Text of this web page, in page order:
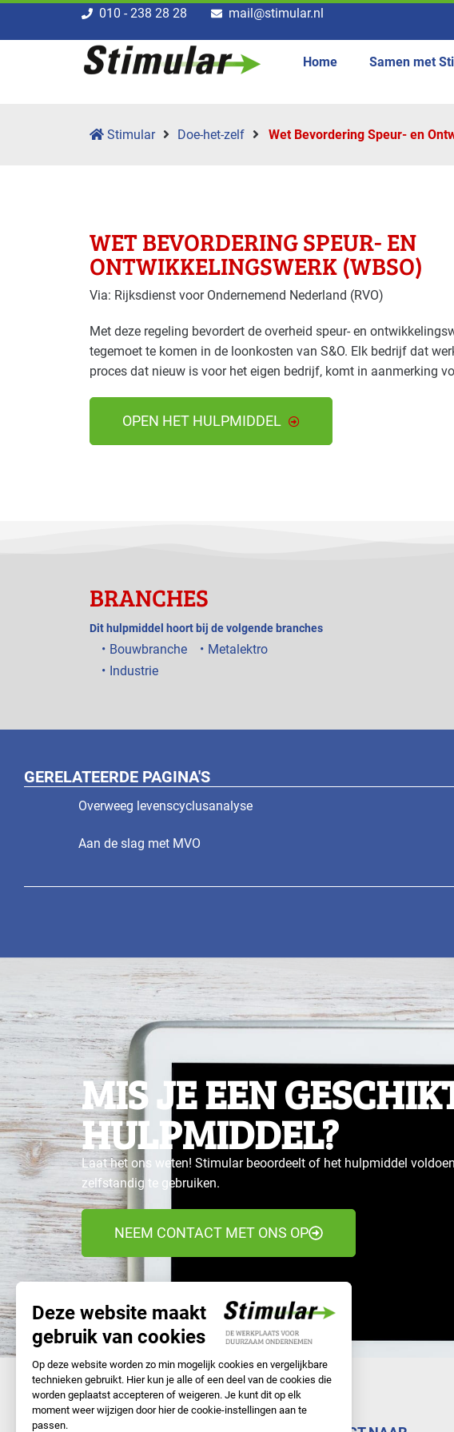
010 - 238 28 28 mail@stimular.nl
Home Samen met
Stimular Doe-het-zelf Wet Bevordering Speur- en
WET BEVORDERING SPEUR- EN
ONTWIKKELINGSWERK (WBSO)
Via: Rijksdienst voor Ondernemend Nederland (RVO)
Met deze regeling bevordert de overheid speur- en
tegemoet te komen in de loonkosten van S&O. Elk bedrijf dat
proces dat nieuw is voor het eigen bedrijf, komt in aanmerking
OPEN HET HULPMIDDEL
BRANCHES
Dit hulpmiddel hoort bij de volgende branches
Bouwbranche
Industrie
Metalektro
GERELATEERDE PAGINA'S
Overweeg levenscyclusanalyse
Aan de slag met MVO
MIS JE EEN
HULPMIDDEL?
Laat het ons weten! Stimular beoordeelt of het hulpmiddel
zelfstandig te gebruiken.
NEEM CONTACT MET ONS OP